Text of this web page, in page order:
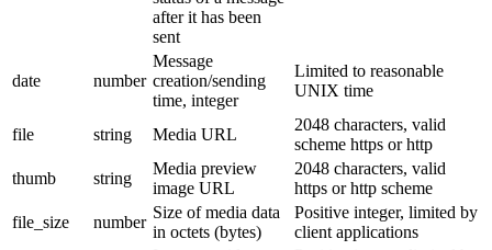
after it has been
sent
date number
Message
creation/sending
time, integer
Limited to reasonable
UNIX time
file string Media URL
2048 characters, valid
scheme https or http
thumb
string
Media preview
image URL
2048 characters, valid
https or http scheme
file_size
number
Size of media data
in octets (bytes)
Positive integer, limited by
client applications